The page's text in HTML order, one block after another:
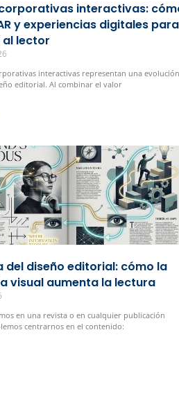
interactivas:
y experiencias digitales para
lector
interactivas representan una evolución
editorial. Al combinar el valor
del diseño editorial: cómo la
visual aumenta la lectura
en una revista o en cualquier publicación
centrarnos en el contenido: